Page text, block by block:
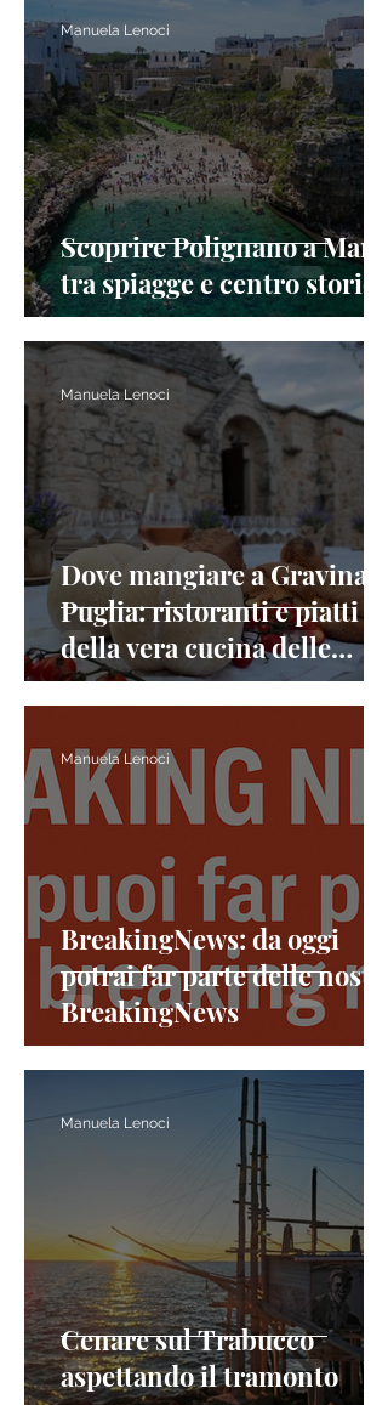
Scoprire Polignano a Mare,
tra spiagge e centro storico
Manuela Lenoci
Dove mangiare a Gravina in
Puglia: ristoranti e piatti
della vera cucina delle
Murge
Manuela Lenoci
BreakingNews: da oggi
potrai far parte delle nostre
BreakingNews
Manuela Lenoci
Cenare sul Trabucco
aspettando il tramonto
Manuela Lenoci